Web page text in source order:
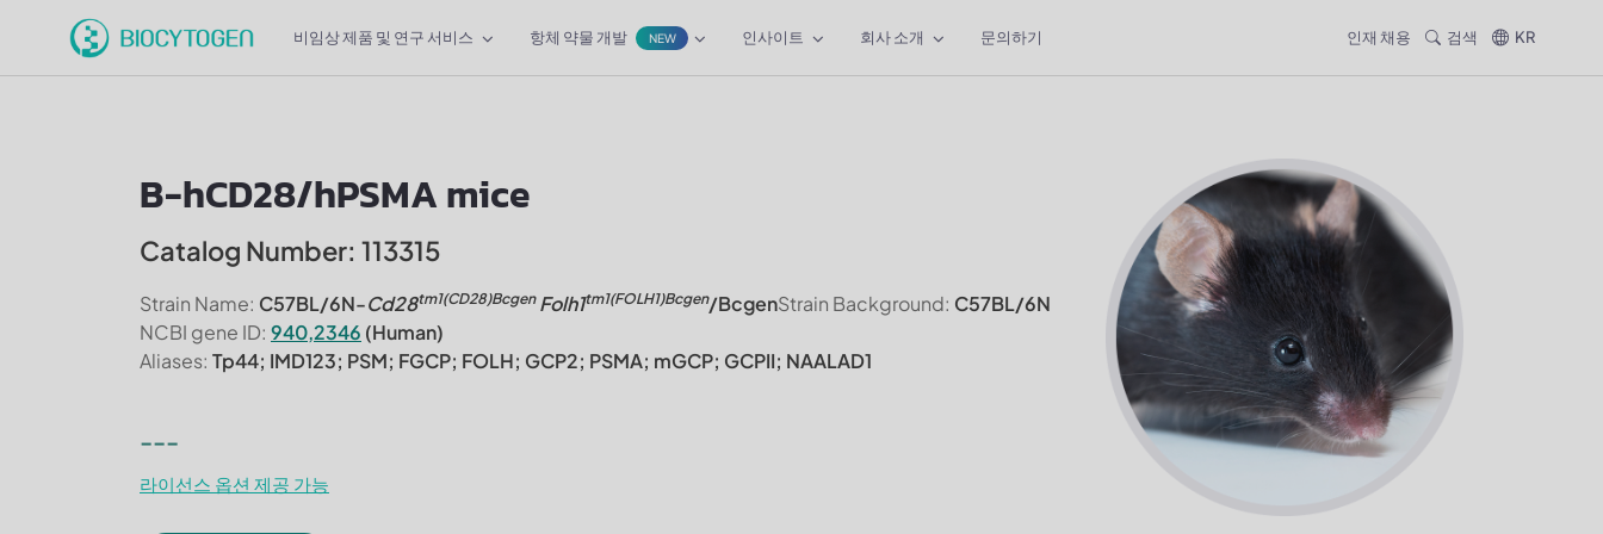
비임상 제품 및 연구 서비스 항체 약물 개발 NEW 인사이트 회사 소개 문의하기 인재 채용 검색 KR
B-hCD28/hPSMA mice
Catalog Number: 113315
Strain Name: C57BL/6N-Cd28tm1(CD28)BcgenFolh1tm1(FOLH1)Bcgen/BcgenStrain Background: C57BL/6N
NCBI gene ID: 940,2346 (Human)
Aliases: Tp44; IMD123; PSM; FGCP; FOLH; GCP2; PSMA; mGCP; GCPII; NAALAD1
---
라이선스 옵션 제공 가능